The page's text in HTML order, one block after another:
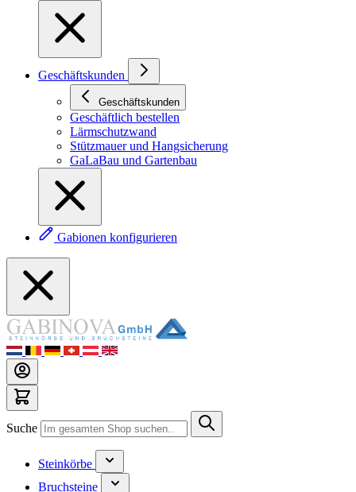
Geschäftskunden
Geschäftskunden
Geschäftlich bestellen
Lärmschutzwand
Stützmauer und Hangsicherung
GaLaBau und Gartenbau
Gabionen konfigurieren
Suche
Steinkörbe
Bruchsteine